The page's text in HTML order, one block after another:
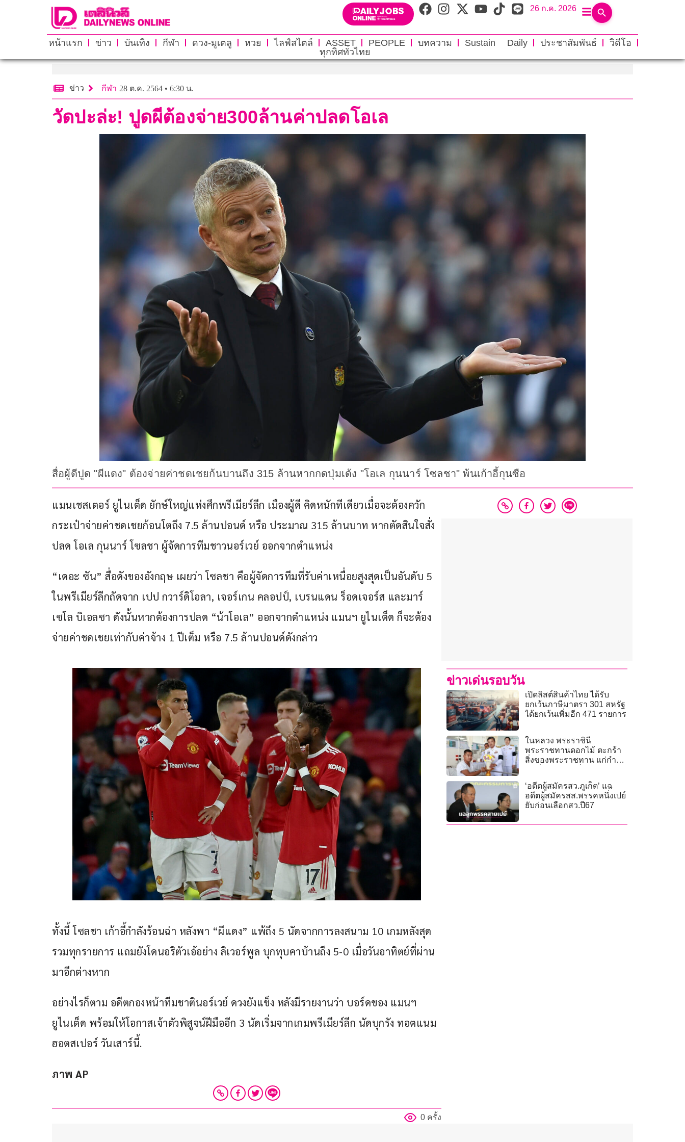
26 ก.ค. 2026
หน้าแรก ข่าว บันเทิง กีฬา ดวง-มูเตลู หวย ไลฟ์สไตล์ ASSET PEOPLE บทความ Sustain Daily ประชาสัมพันธ์
วิดีโอ
ทุกทิศทั่วไทย
ข่าว กีฬา 28 ต.ค. 2564 • 6:30 น.
วัดปะล่ะ! ปูดผีต้องจ่าย300ล้านค่าปลดโอเล
สื่อผู้ดีปูด "ผีแดง" ต้องจ่ายค่าชดเชยก้นบานถึง 315 ล้านหากกดปุ่มเด้ง "โอเล กุนนาร์ โซลชา" พ้นเก้าอี้กุนซือ
แมนเชสเตอร์ ยูไนเต็ด ยักษ์ใหญ่แห่งศึกพรีเมียร์ลีก เมืองผู้ดี คิดหนักทีเดียวเมื่อจะต้องควัก
กระเป๋าจ่ายค่าชดเชยก้อนโตถึง 7.5 ล้านปอนด์ หรือ ประมาณ 315 ล้านบาท หากตัดสินใจสั่ง
ปลด โอเล กุนนาร์ โซลชา ผู้จัดการทีมชาวนอร์เวย์ ออกจากตำแหน่ง
“เดอะ ซัน” สื่อดังของอังกฤษ เผยว่า โซลชา คือผู้จัดการทีมที่รับค่าเหนื่อยสูงสุดเป็นอันดับ 5
ในพรีเมียร์ลีกถัดจาก เปป กวาร์ดิโอลา, เจอร์เกน คลอปป์, เบรนแดน ร็อดเจอร์ส และมาร์
เซโล บิเอลซา ดังนั้นหากต้องการปลด “น้าโอเล” ออกจากตำแหน่ง แมนฯ ยูไนเต็ด ก็จะต้อง
จ่ายค่าชดเชยเท่ากับค่าจ้าง 1 ปีเต็ม หรือ 7.5 ล้านปอนด์ดังกล่าว
ทั้งนี้ โซลชา เก้าอี้กำลังร้อนฉ่า หลังพา “ผีแดง” แพ้ถึง 5 นัดจากการลงสนาม 10 เกมหลังสุด
รวมทุกรายการ แถมยังโดนอริตัวเอ้อย่าง ลิเวอร์พูล บุกทุบคาบ้านถึง 5-0 เมื่อวันอาทิตย์ที่ผ่าน
มาอีกต่างหาก
อย่างไรก็ตาม อดีตกองหน้าทีมชาตินอร์เวย์ ดวงยังแข็ง หลังมีรายงานว่า บอร์ดของ แมนฯ
ยูไนเต็ด พร้อมให้โอกาสเจ้าตัวพิสูจน์ฝีมืออีก 3 นัดเริ่มจากเกมพรีเมียร์ลีก นัดบุกรัง ทอตแนม
ฮอตสเปอร์ วันเสาร์นี้.
ภาพ AP
0 ครั้ง
ข่าวเด่นรอบวัน
เปิดลิสต์สินค้าไทย ได้รับ
ยกเว้นภาษีมาตรา 301 สหรัฐ
ได้ยกเว้นเพิ่มอีก 471 รายการ
ในหลวง พระราชินี
พระราชทานดอกไม้ ตะกร้า
สิ่งของพระราชทาน แก่กำลัง
‘อดีตผู้สมัครสว.ภูเก็ต’ แฉ
อดีตผู้สมัครสส.พรรคหนึ่งเปย์
ยับก่อนเลือกสว.ปี67